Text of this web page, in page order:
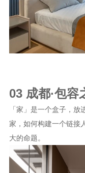
03 成都·包容
「家」是一个盒子，
家，如何构建一个链接
大的命题。